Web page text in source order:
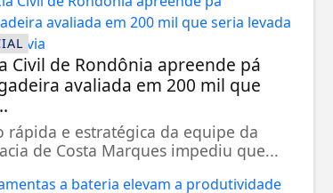
Civil de Rondônia apreende pá
avaliada em 200 mil que
rápida e estratégica da equipe da
de Costa Marques impediu que...